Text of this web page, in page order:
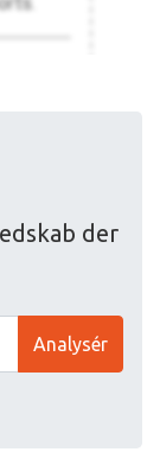
der
Analysér